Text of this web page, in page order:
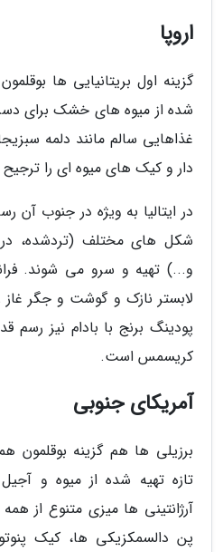
اروپا
گزینه اول بریتانیایی ها
شده از میوه های خشک برای
غذاهایی سالم مانند دلمه
دار و کیک های میوه ای را
در ایتالیا به ویژه در جنوب
شکل های مختلف (تردشده، در
و...) تهیه و سرو می شوند.
لابستر نازک و گوشت و جگر
پودینگ برنج با بادام نیز
کریسمس است.
آمریکای جنوبی
برزیلی ها هم گزینه بوقلمون
تازه تهیه شده از میوه و
آرژانتینی ها میزی متنوع از
پن دالسمکزیکی ها، کیک